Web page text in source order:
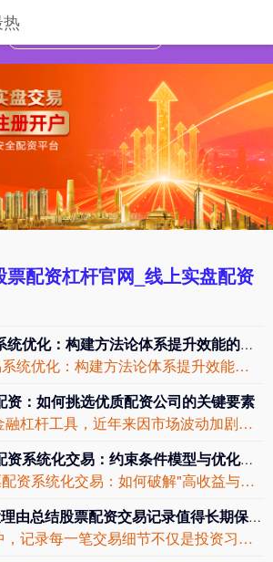
票配资杠杆官网_线上实盘配资
化：构建方法论体系提升效能的解决方案
**股票配资交易系统优化：构建方法论体系提升效能的解决方案**正规实盘配资 在股...
资：如何挑选优质配资公司的关键要素
股票配资作为金融杠杆工具，近年来因市场波动加剧而备受关注。但配资行业存在信息不对...
系统化交易：约束条件模型与优化方案
**多维解析股票配资系统化交易：如何破解"高收益与高风险"的困局？** 在股票配...
由总结股票配资交易记录值得长期保存
股票配资交易中，记录每一笔交易细节不仅是投资习惯的体现，更是优化策略、规避风险的...